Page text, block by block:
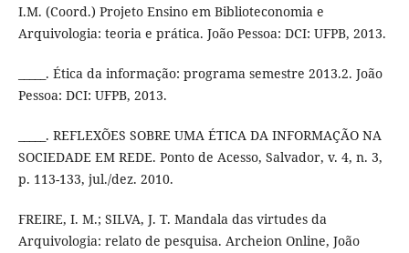
I.M. (Coord.) Projeto Ensino em Biblioteconomia e
Arquivologia: teoria e prática. João Pessoa: DCI: UFPB, 2013.
_____. Ética da informação: programa semestre 2013.2. João
Pessoa: DCI: UFPB, 2013.
_____. REFLEXÕES SOBRE UMA ÉTICA DA INFORMAÇÃO NA
SOCIEDADE EM REDE. Ponto de Acesso, Salvador, v. 4, n. 3,
p. 113-133, jul./dez. 2010.
FREIRE, I. M.; SILVA, J. T. Mandala das virtudes da
Arquivologia: relato de pesquisa. Archeion Online, João